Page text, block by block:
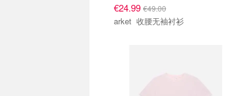
€24.99 €49.00
arket 收腰无袖衬衫